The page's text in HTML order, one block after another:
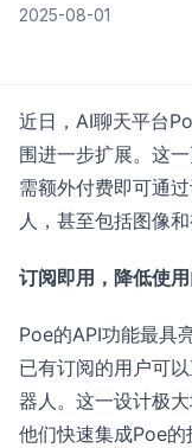
2025-08-01
近日，AI聊天平台
围进一步扩展。这
需额外付费即可通
人，甚至包括图像和
订阅即用，降低使
Poe的API功能最具
已有订阅的用户可
器人。这一设计极
他们快速集成Poe